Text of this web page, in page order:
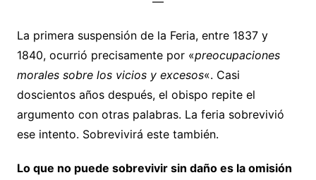
La primera suspensión de la Feria, entre 1837 y
1840, ocurrió precisamente por «preocupaciones
morales sobre los vicios y excesos«. Casi
doscientos años después, el obispo repite el
argumento con otras palabras. La feria sobrevivió
ese intento. Sobrevivirá este también.
Lo que no puede sobrevivir sin daño es la omisión